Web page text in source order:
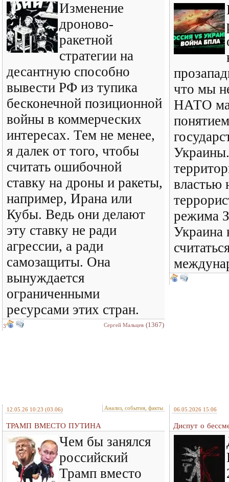
Изменение
дроново-
ракетной
стратегии на
десантную способно
вывести РФ из тупика
бесконечной позиционной
войны в коммерческих
интересах. Тем не менее,
я далек от того, чтобы
считать ошибочной
ставку на дроны и ракеты,
например, Ирана или
Кубы. Ведь они делают
эту ставку не ради
агрессии, а ради
самозащиты. Она
вынуждается
ограниченными
ресурсами этих стран.
3 Сергей Мальцев (1367)
что мы
НАТО
властью
режима
Украина
12.05.26 10:23 (03.06) Анализ, события, факты
ТРАМП ВМЕСТО ПУТИНА
Чем бы занялся
российский
Трамп вместо
06.05.2026 15:06
Диспут о